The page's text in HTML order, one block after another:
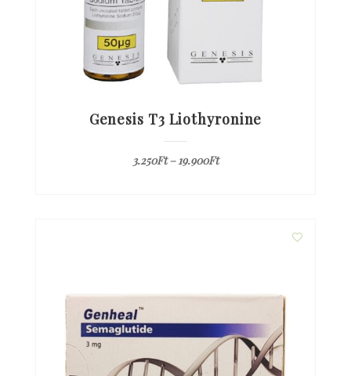
Genesis T3 Liothyronine
3.250Ft–19.900Ft